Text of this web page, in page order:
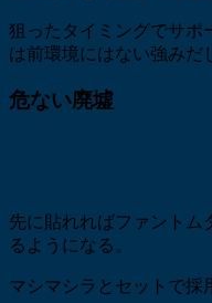
狙ったタイミングでサポ
は前環境にはない強みだ
危ない廃墟
先に貼れればファントム
るようになる。
マシマシラとセットで採